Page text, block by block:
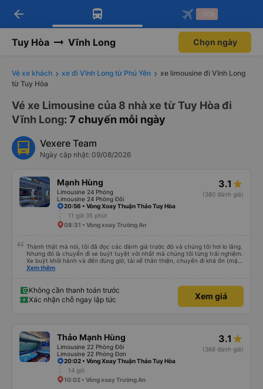
Tải app Vexere ngay!
Nhận ưu đãi thành viên độc
Mở app
Tải app Vexere
-30k/ghế khi đặt vé máy bay qua
Mở app
arrow_back -30k
Tuy Hòa Vĩnh Long Chọn ngày
Vé xe khách xe đi Vĩnh Long từ Phú Yên
xe limousine đi Vĩnh Long
từ Tuy Hòa
Vé xe Limousine của 8 nhà xe từ Tuy Hòa đi
Vĩnh Long: 7 chuyến mỗi ngày
Vexere Team
Ngày cập nhật: 09/08/2026
Mạnh Hùng
Limousine 24 Phòng
Limousine 24 Phòng Đôi
3.1
(380 đánh giá)
20:56 • Vòng Xoay Thuận Thảo Tuy Hòa
11 giờ 35 phút
08:31 • Vòng xoay Trường An
Thành thật mà nói, tôi đã đọc các đánh giá trước đó và chúng tôi hơi lo lắng.
Nhưng đó là chuyến đi xe buýt tuyệt vời nhất mà chúng tôi từng trải nghiệm.
Xe buýt khởi hành và đến đúng giờ, tài xế thân thiện, chuyến đi khá ổn (mặc
dù vẫn hơi xóc, nhưng đó là đặc trưng của Việt Nam ^^), và chỗ ngồi thoải
Xem thêm
Không cần thanh toán trước
Xác nhận chỗ ngay lập tức
Xem giá
Thảo Mạnh Hùng
Limousine 22 Phòng Đôi
Limousine 22 Phòng Đơn
3.1
(368 đánh giá)
20:02 • Vòng Xoay Thuận Thảo Tuy Hòa
14 giờ
10:02 • Vòng xoay Trường An